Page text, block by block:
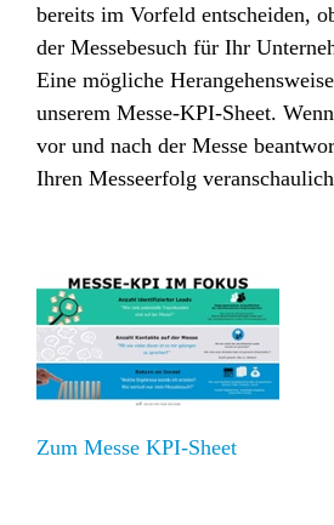
bereits im Vorfeld entscheiden,
der Messebesuch für Ihr
Eine mögliche
unserem Messe-KPI-Sheet.
vor und nach der Messe
Ihren Messeerfolg
Zum Messe KPI-Sheet